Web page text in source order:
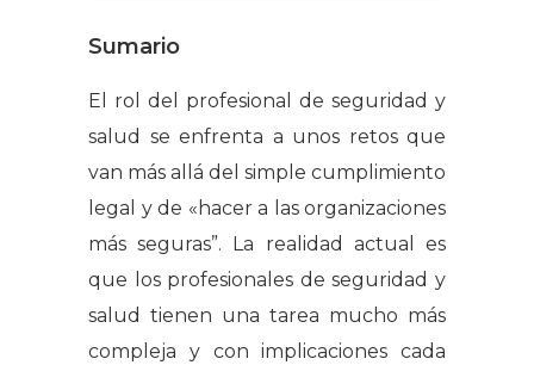
Sumario
El rol del profesional de seguridad y
salud se enfrenta a unos retos que
van más allá del simple cumplimiento
legal y de «hacer a las organizaciones
más seguras”. La realidad actual es
que los profesionales de seguridad y
salud tienen una tarea mucho más
compleja y con implicaciones cada